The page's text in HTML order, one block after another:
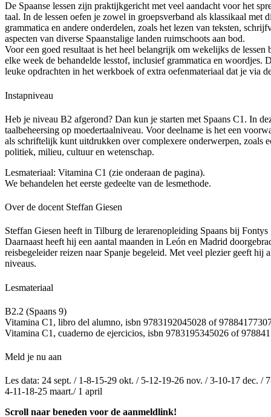
De Spaanse lessen zijn praktijkgericht met veel aandacht voor het
taal. In de lessen oefen je zowel in groepsverband als klassikaal met
grammatica en andere onderdelen, zoals het lezen van teksten,
aspecten van diverse Spaanstalige landen ruimschoots aan bod.
Voor een goed resultaat is het heel belangrijk om wekelijks de lessen
elke week de behandelde lesstof, inclusief grammatica en woordjes.
leuke opdrachten in het werkboek of extra oefenmateriaal dat je via
Instapniveau
Heb je niveau B2 afgerond? Dan kun je starten met Spaans C1. In
taalbeheersing op moedertaalniveau. Voor deelname is het een
als schriftelijk kunt uitdrukken over complexere onderwerpen, zoals
politiek, milieu, cultuur en wetenschap.
Lesmateriaal: Vitamina C1 (zie onderaan de pagina).
We behandelen het eerste gedeelte van de lesmethode.
Over de docent Steffan Giesen
Steffan Giesen heeft in Tilburg de lerarenopleiding Spaans bij Fontys
Daarnaast heeft hij een aantal maanden in León en Madrid
reisbegeleider reizen naar Spanje begeleid. Met veel plezier geeft hij
niveaus.
Lesmateriaal
B2.2 (Spaans 9)
Vitamina C1, libro del alumno, isbn 9783192045028 of
Vitamina C1, cuaderno de ejercicios, isbn 9783195345026 of
Meld je nu aan
Les data: 24 sept. / 1-8-15-29 okt. / 5-12-19-26 nov. / 3-10-17 dec. /
4-11-18-25 maart./ 1 april
Scroll naar beneden voor de aanmeldlink!